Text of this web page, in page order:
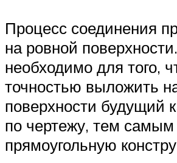
Процесс соединения
на ровной
необходимо для того,
точностью выложить
поверхности будущий
по чертежу, тем самым
прямоугольную